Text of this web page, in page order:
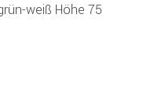
weiß Höhe 75